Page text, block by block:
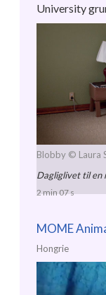
University
Blobby © Laura
Dagliglivet til en
2 min 07 s
MOME
Hongrie